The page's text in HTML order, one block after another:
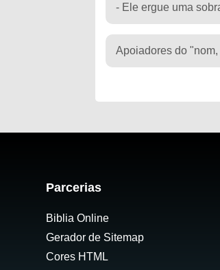
- Ele ergue uma
Apoiadores do
Parcerias
Biblia Online
Gerador de Sitemap
Cores HTML